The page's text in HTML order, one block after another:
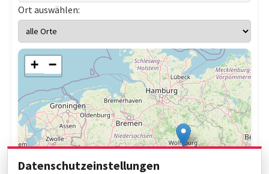
Ort auswählen:
+ −
Datenschutzeinstellungen